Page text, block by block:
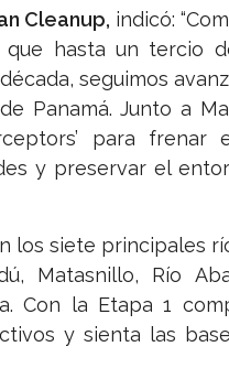
Cleanup, indicó:
que hasta un tercio
seguimos
Panamá. Junto a
para frenar
y preservar el
los siete principales
Matasnillo, Río
Con la Etapa 1
y sienta las